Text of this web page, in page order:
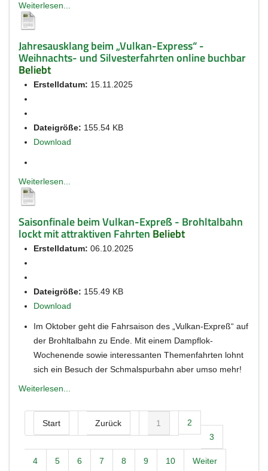
Weiterlesen...
Jahresausklang beim „Vulkan-Express“ -
Weihnachts- und Silvesterfahrten online buchbar
Beliebt
Erstelldatum: 15.11.2025
Dateigröße: 155.54 KB
Download
Weiterlesen...
Saisonfinale beim Vulkan-Expreß - Brohltalbahn
lockt mit attraktiven Fahrten Beliebt
Erstelldatum: 06.10.2025
Dateigröße: 155.49 KB
Download
Im Oktober geht die Fahrsaison des „Vulkan-Expreß“ auf
der Brohltalbahn zu Ende. Mit einem Dampflok-
Wochenende sowie interessanten Themenfahrten lohnt
sich ein Besuch der Schmalspurbahn aber umso mehr!
Weiterlesen...
Start Zurück 1
2
3
4 5 6 7 8 9 10 Weiter